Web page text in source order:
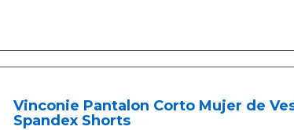
Vinconie Pantalon Corto Mujer de
Spandex Shorts